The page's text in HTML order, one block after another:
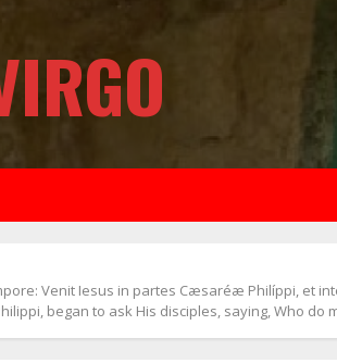
Venit Iesus in partes Cæsaréæ Philíppi,
began to ask His disciples, saying, Who do